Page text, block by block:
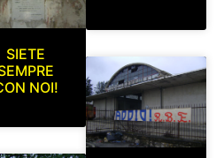
SIETE
NOI!